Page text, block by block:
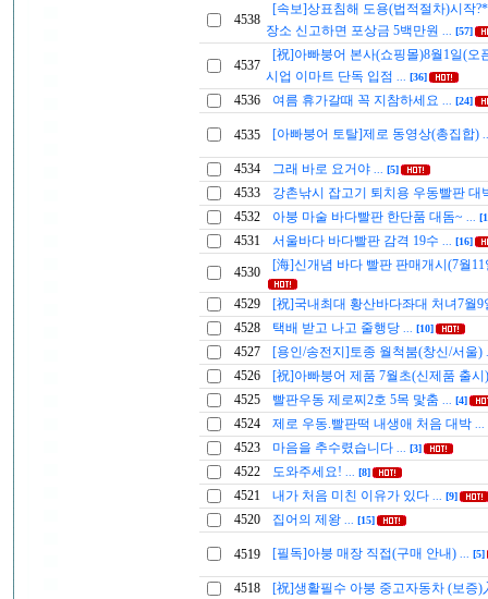
4538
[속보]상표침해 도용(법적절차)시작
장소 신고하면 포상금 5백만원
[57]
4537
[祝]아빠붕어 본사(쇼핑몰)8월1일(오
시업 이마트 단독 입점
[36]
4536 여름 휴가갈때 꼭 지참하세요 [24]
4535 [아빠붕어 토탈]제로 동영상(총집합)
4534 그래 바로 요거야 [5]
4533
강촌낚시 잡고기 퇴치용 우동빨판 대
4532
아붕 마술 바다빨판 한단품 대돔~
4531 서울바다 바다빨판 감격 19수 [16]
4530 [海]신개념 바다 빨판 판매개시(7월
4529
[祝]국내최대 황산바다좌대 처녀7월
4528
택배 받고 나고 줄행당 [10]
4527 [용인/송전지]토종 월척붐(창신/서울)
4526
[祝]아빠붕어 제품 7월초(신제품 출
4525
빨판우동 제로찌2호 5목 맟춤 [4]
4524 제로 우동.빨판떡 내생애 처음 대박
4523 마음을 추수렸습니다 [3]
4522 도와주세요! [8]
4521 내가 처음 미친 이유가 있다 [9]
4520 집어의 제왕 [15]
4519 [필독]아붕 매장 직접(구매 안내) [5]
4518 [祝]생활필수 아붕 중고자동차 (보증